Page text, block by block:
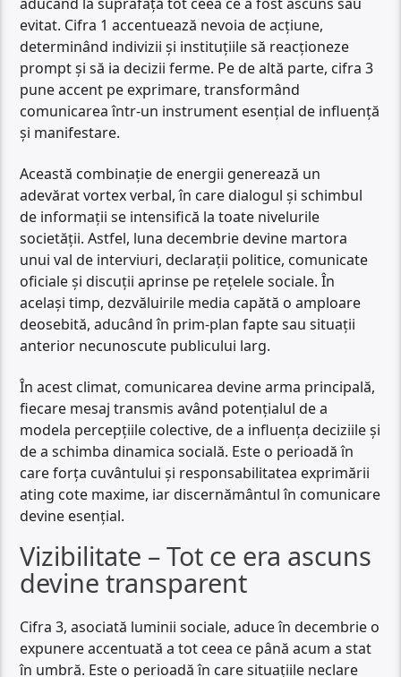
evitat. Cifra 1 accentuează nevoia de acțiune,
determinând indivizii și instituțiile să reacționeze
prompt și să ia decizii ferme. Pe de altă parte, cifra 3
pune accent pe exprimare, transformând
comunicarea într-un instrument esențial de influență
și manifestare.
Această combinație de energii generează un
adevărat vortex verbal, în care dialogul și schimbul
de informații se intensifică la toate nivelurile
societății. Astfel, luna decembrie devine martora
unui val de interviuri, declarații politice, comunicate
oficiale și discuții aprinse pe rețelele sociale. În
același timp, dezvăluirile media capătă o amploare
deosebită, aducând în prim-plan fapte sau situații
anterior necunoscute publicului larg.
În acest climat, comunicarea devine arma principală,
fiecare mesaj transmis având potențialul de a
modela percepțiile colective, de a influența deciziile și
de a schimba dinamica socială. Este o perioadă în
care forța cuvântului și responsabilitatea exprimării
ating cote maxime, iar discernământul în comunicare
devine esențial.
Vizibilitate – Tot ce era ascuns
devine transparent
Cifra 3, asociată luminii sociale, aduce în decembrie o
expunere accentuată a tot ceea ce până acum a stat
în umbră. Este o perioadă în care situațiile neclare